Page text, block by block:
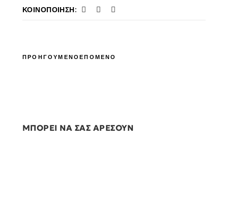
ΚΟΙΝΟΠΟΊΗΣΗ:
ΠΡΟΗΓΟΥΜΕΝΟΕΠΟΜΕΝΟ
ΜΠΟΡΕΙ ΝΑ ΣΑΣ ΑΡΕΣΟΥΝ